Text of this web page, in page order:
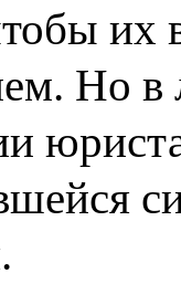
их
Но в